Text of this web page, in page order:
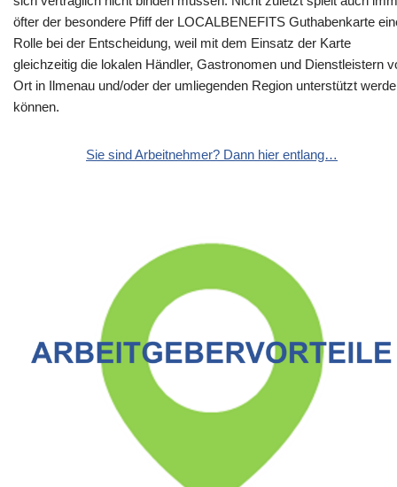
öfter der besondere Pfiff der LOCALBENEFITS Guthabenkarte
Rolle bei der Entscheidung, weil mit dem Einsatz der Karte
gleichzeitig die lokalen Händler, Gastronomen und Dienstleistern
Ort in Ilmenau und/oder der umliegenden Region unterstützt
können.
Sie sind Arbeitnehmer? Dann hier entlang…